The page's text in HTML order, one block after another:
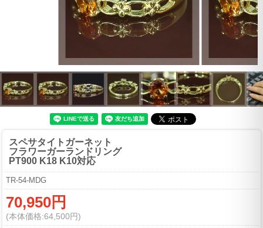
スペサタイトガーネット
フラワーガーランドリング
PT900 K18 K10対応
TR-54-MDG
70,950円
(本体価格:64,500円)